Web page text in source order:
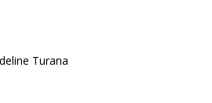
Turana